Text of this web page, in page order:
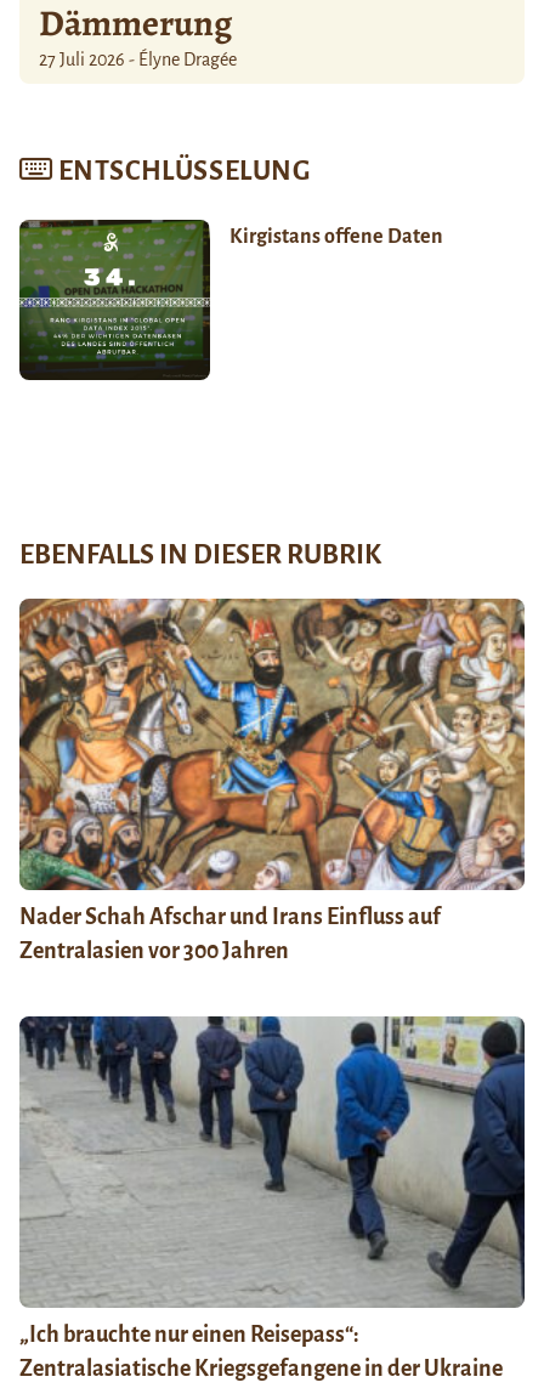
Dämmerung
27 Juli 2026 - Élyne Dragée
ENTSCHLÜSSELUNG
Kirgistans offene Daten
EBENFALLS IN DIESER RUBRIK
Nader Schah Afschar und Irans Einfluss auf
Zentralasien vor 300 Jahren
„Ich brauchte nur einen Reisepass“:
Zentralasiatische Kriegsgefangene in der Ukraine